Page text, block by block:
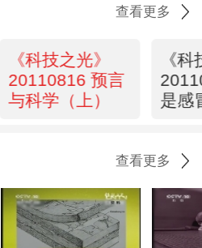
查看更多
《科技之光》
20110816 预言
与科学（上）
《
是感
查看更多